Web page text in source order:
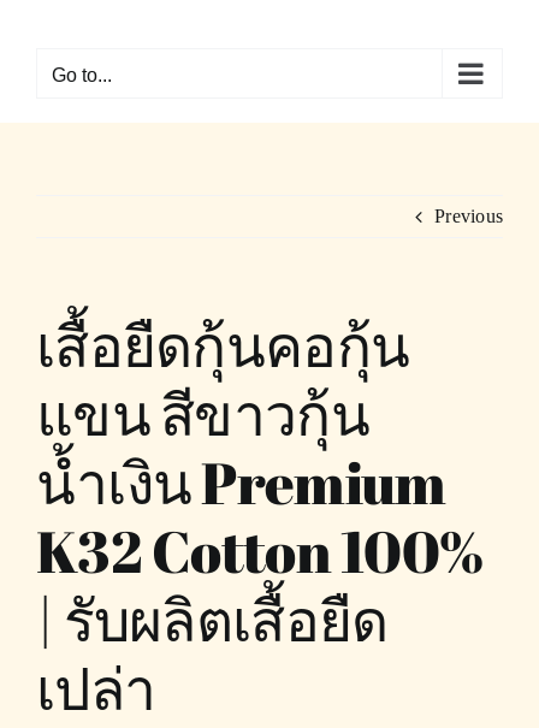
contentGo to...
Previous
เสื้อยืดกุ้นคอกุ้น
แขน สีขาวกุ้น
น้ำเงิน Premium
K32 Cotton 100%
| รับผลิตเสื้อยืด
เปล่า